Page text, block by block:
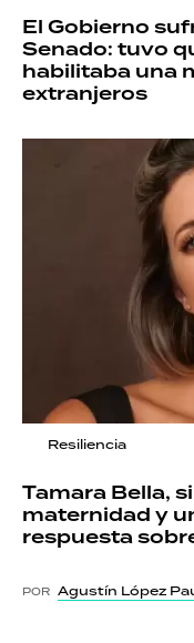
El Gobierno
Senado: tuvo
habilitaba una
extranjeros
Resiliencia
Tamara Bella,
maternidad y
respuesta
POR Agustín López